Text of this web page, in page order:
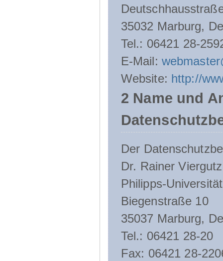
35032 Marburg,
Tel.: 06421 28-
E-Mail:
Website: http://
2 Name und
Der
Dr. Rainer Viergutz
Philipps-
Biegenstraße 10
35037 Marburg,
Tel.: 06421 28-20
Fax: 06421 28-